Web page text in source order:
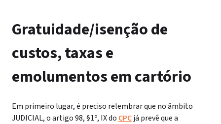
Gratuidade/isenção de
custos, taxas e
emolumentos em cartório
Em primeiro lugar, é preciso relembrar que no âmbito
JUDICIAL, o artigo 98, §1º, IX do CPCjá prevê que a